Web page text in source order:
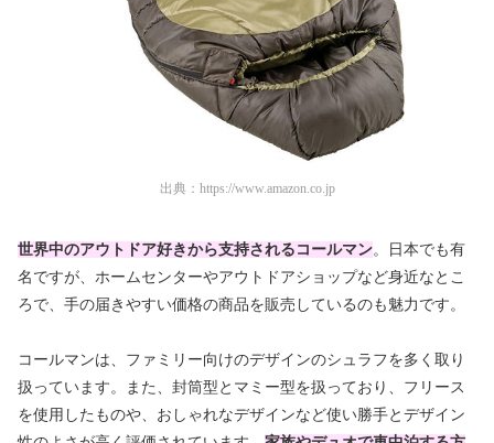
出典： https://www.amazon.co.jp
世界中のアウトドア好きから支持されるコールマン。日本でも有
名ですが、ホームセンターやアウトドアショップなど身近なとこ
ろで、手の届きやすい価格の商品を販売しているのも魅力です。
コールマンは、ファミリー向けのデザインのシュラフを多く取り
扱っています。また、封筒型とマミー型を扱っており、フリース
を使用したものや、おしゃれなデザインなど使い勝手とデザイン